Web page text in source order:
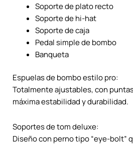
Soporte de plato recto
Soporte de hi-hat
Soporte de caja
Pedal simple de bombo
Banqueta
Espuelas de bombo estilo pro:
Totalmente ajustables, con
máxima estabilidad y durabilidad.
Soportes de tom deluxe:
Diseño con perno tipo “eye-bolt”